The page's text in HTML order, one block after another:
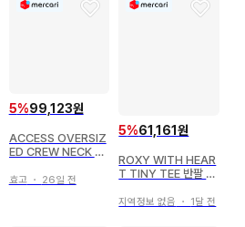
5%99,123원
ACCESS OVERSIZ
ED CREW NECK T-
효고・ 26일 전
5%61,161원
ROXY WITH HEAR
T TINY TEE 반팔 티
지역정보 없음 ・ 1달 전